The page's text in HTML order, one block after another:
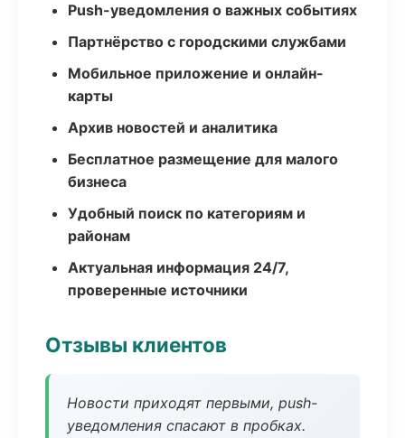
Push-уведомления о важных событиях
Партнёрство с городскими службами
Мобильное приложение и онлайн-
карты
Архив новостей и аналитика
Бесплатное размещение для малого
бизнеса
Удобный поиск по категориям и
районам
Актуальная информация 24/7,
проверенные источники
Отзывы клиентов
Новости приходят первыми, push-
уведомления спасают в пробках.